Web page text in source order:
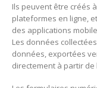
Ils peuvent être créés
plateformes en ligne,
des applications
Les données
données, exportées
directement à partir